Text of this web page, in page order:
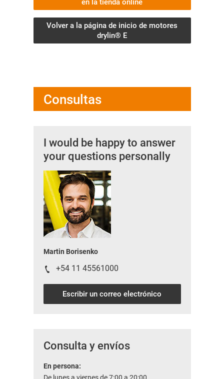
en la tienda online
Volver a la página de inicio de motores
drylin® E
Consultas
I would be happy to answer
your questions personally
Martin Borisenko
+54 11 45561000
Escribir un correo electrónico
Consulta y envíos
En persona:
De lunes a viernes de 7:00 a 20:00